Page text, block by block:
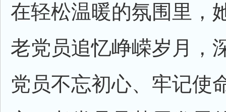
在轻松温暖的氛围里，
老党员追忆峥嵘岁月，
党员不忘初心、牢记使